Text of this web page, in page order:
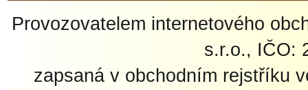
Provozovatelem internetového
s.r.o., IČO:
zapsaná v obchodním rejstříku